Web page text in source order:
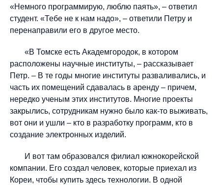
«Немного программирую, люблю паять», – ответил
студент. «Тебе не к нам надо», – ответили Петру и
перенаправили его в другое место.
«В Томске есть Академгородок, в котором
расположены научные институты, – рассказывает
Петр. – В те годы многие институты разваливались, и
часть их помещений сдавалась в аренду – причем,
нередко ученым этих институтов. Многие проекты
закрылись, сотрудникам нужно было как-то выживать,
вот они и ушли – кто в разработку программ, кто в
создание электронных изделий.
И вот там образовался филиал южнокорейской
компании. Его создал человек, которые приехал из
Кореи, чтобы купить здесь технологии. В одной